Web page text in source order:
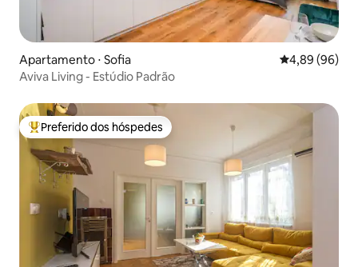
Apartamento ⋅ Sofia 4,89 de uma
4,89 (96)
Aviva Living - Estúdio Padrão
Entre os melhores preferidos dos hóspedes
Preferido dos hóspedes